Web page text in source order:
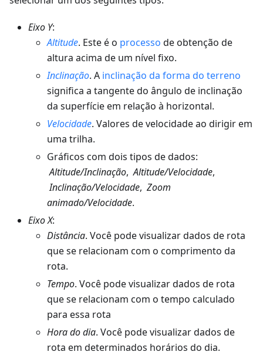
Eixo Y:
Altitude. Este é o processo de obtenção de
altura acima de um nível fixo.
Inclinação. A inclinação da forma do terreno
significa a tangente do ângulo de inclinação
da superfície em relação à horizontal.
Velocidade. Valores de velocidade ao dirigir em
uma trilha.
Gráficos com dois tipos de dados:
Altitude/Inclinação,Altitude/Velocidade,
Inclinação/Velocidade, Zoom
animado/Velocidade.
Eixo X:
Distância. Você pode visualizar dados de rota
que se relacionam com o comprimento da
rota.
Tempo. Você pode visualizar dados de rota
que se relacionam com o tempo calculado
para essa rota
Hora do dia. Você pode visualizar dados de
rota em determinados horários do dia.